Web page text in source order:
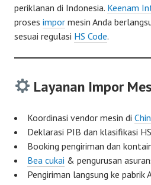
periklanan di Indonesia. Keenam
proses impor mesin Anda
sesuai regulasi HS Code.
Layanan Impor
Koordinasi vendor mesin di
Deklarasi PIB dan klasifikasi
Booking pengiriman dan
Bea cukai & pengurusan
Pengiriman langsung ke pabrik